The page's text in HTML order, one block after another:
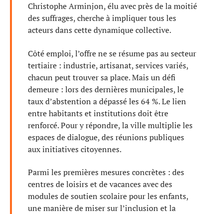
Christophe Arminjon, élu avec près de la moitié
des suffrages, cherche à impliquer tous les
acteurs dans cette dynamique collective.
Côté emploi, l’offre ne se résume pas au secteur
tertiaire : industrie, artisanat, services variés,
chacun peut trouver sa place. Mais un défi
demeure : lors des dernières municipales, le
taux d’abstention a dépassé les 64 %. Le lien
entre habitants et institutions doit être
renforcé. Pour y répondre, la ville multiplie les
espaces de dialogue, des réunions publiques
aux initiatives citoyennes.
Parmi les premières mesures concrètes : des
centres de loisirs et de vacances avec des
modules de soutien scolaire pour les enfants,
une manière de miser sur l’inclusion et la